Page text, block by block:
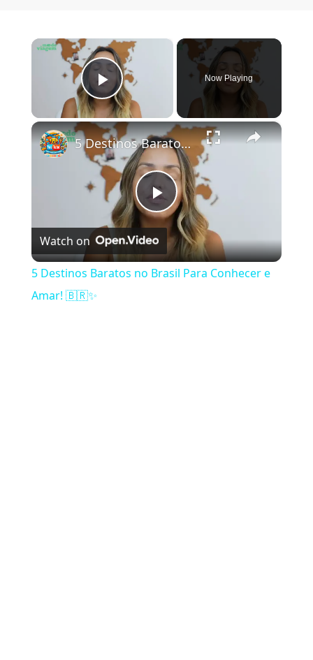
×
Play Video
Now Playing
×
Play Video
5 Destinos Baratos no Brasil Para Conhecer e Amar! 🇧🇷✨
Watch on
5 Destinos Baratos no Brasil Para Conhecer e
Amar! 🇧🇷✨